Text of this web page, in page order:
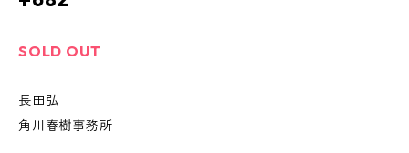
SOLD OUT
長田弘
角川春樹事務所